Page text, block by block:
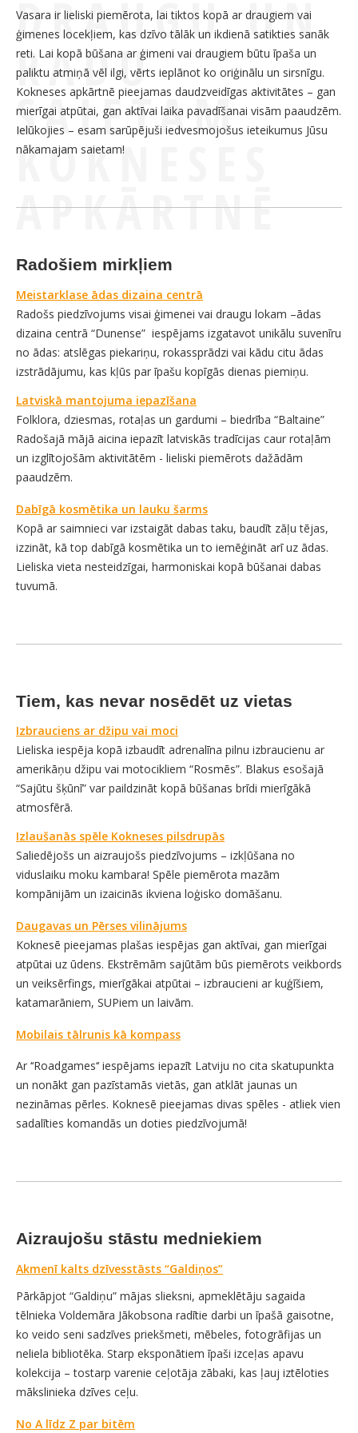
DRAUGU UN
RADU
SAIETAM
KOKNESES
APKĀRTNĒ
Vasara ir lieliski piemērota, lai tiktos kopā ar draugiem vai
ģimenes locekļiem, kas dzīvo tālāk un ikdienā satikties sanāk
reti. Lai kopā būšana ar ģimeni vai draugiem būtu īpaša un
paliktu atmiņā vēl ilgi, vērts ieplānot ko oriģinālu un sirsnīgu.
Kokneses apkārtnē pieejamas daudzveidīgas aktivitātes – gan
mierīgai atpūtai, gan aktīvai laika pavadīšanai visām paaudzēm.
Ielūkojies – esam sarūpējuši iedvesmojošus ieteikumus Jūsu
nākamajam saietam!
Radošiem mirkļiem
Meistarklase ādas dizaina centrā
Radošs piedzīvojums visai ģimenei vai draugu lokam –ādas
dizaina centrā “Dunense” iespējams izgatavot unikālu suvenīru
no ādas: atslēgas piekariņu, rokassprādzi vai kādu citu ādas
izstrādājumu, kas kļūs par īpašu kopīgās dienas piemiņu.
Latviskā mantojuma iepazīšana
Folklora, dziesmas, rotaļas un gardumi – biedrība “Baltaine”
Radošajā mājā aicina iepazīt latviskās tradīcijas caur rotaļām
un izglītojošām aktivitātēm - lieliski piemērots dažādām
paaudzēm.
Dabīgā kosmētika un lauku šarms
Kopā ar saimnieci var izstaigāt dabas taku, baudīt zāļu tējas,
izzināt, kā top dabīgā kosmētika un to iemēģināt arī uz ādas.
Lieliska vieta nesteidzīgai, harmoniskai kopā būšanai dabas
tuvumā.
Tiem, kas nevar nosēdēt uz vietas
Izbrauciens ar džipu vai moci
Lieliska iespēja kopā izbaudīt adrenalīna pilnu izbraucienu ar
amerikāņu džipu vai motocikliem “Rosmēs”. Blakus esošajā
“Sajūtu šķūnī” var paildzināt kopā būšanas brīdi mierīgākā
atmosfērā.
Izlaušanās spēle Kokneses pilsdrupās
Saliedējošs un aizraujošs piedzīvojums – izkļūšana no
viduslaiku moku kambara! Spēle piemērota mazām
kompānijām un izaicinās ikviena loģisko domāšanu.
Daugavas un Pērses vilinājums
Koknesē pieejamas plašas iespējas gan aktīvai, gan mierīgai
atpūtai uz ūdens. Ekstrēmām sajūtām būs piemērots veikbords
un veiksērfings, mierīgākai atpūtai – izbraucieni ar kuģīšiem,
katamarāniem, SUPiem un laivām.
Mobilais tālrunis kā kompass
Ar ‘‘Roadgames‘‘ iespējams iepazīt Latviju no cita skatupunkta
un nonākt gan pazīstamās vietās, gan atklāt jaunas un
nezināmas pērles. Koknesē pieejamas divas spēles - atliek vien
sadalīties komandās un doties piedzīvojumā!
Aizraujošu stāstu medniekiem
Akmenī kalts dzīvesstāsts “Galdiņos”
Pārkāpjot “Galdiņu” mājas slieksni, apmeklētāju sagaida
tēlnieka Voldemāra Jākobsona radītie darbi un īpašā gaisotne,
ko veido seni sadzīves priekšmeti, mēbeles, fotogrāfijas un
neliela bibliotēka. Starp eksponātiem īpaši izceļas apavu
kolekcija – tostarp varenie ceļotāja zābaki, kas ļauj iztēloties
mākslinieka dzīves ceļu.
No A līdz Z par bitēm